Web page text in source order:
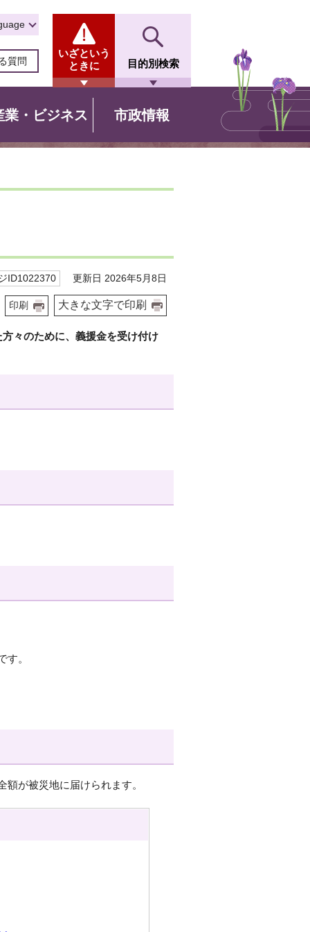
質問
いざという
ときに
目的別検索
業・ビジネス 市政情報
ID1022370 更新日 2026年5月8日
印刷 大きな文字で印刷
々のために、義援金を受け付け
。
が被災地に届けられます。